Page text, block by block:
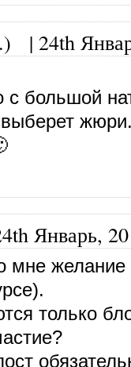
| 24th
с большой
Январь,
мне желание
только